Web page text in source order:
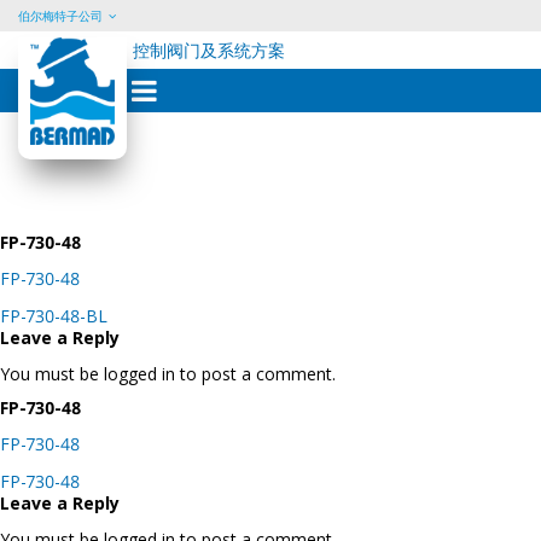
Skip
content
伯尔梅特子公司
控制阀门及系统方案
FP-730-48
FP-730-48
Post
navigation
FP-730-48-BL
Leave a Reply
You must be logged in to post a comment.
FP-730-48
FP-730-48
Post
navigation
FP-730-48
Leave a Reply